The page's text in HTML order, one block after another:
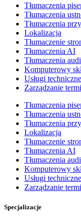
Tłumaczenia
Tłumaczenia
Tłumaczenia
Lokalizacja
Tłumaczenie
Tłumaczenia AI
Tłumaczenia
Komputerowy
Usługi techniczne
Zarządzanie
Tłumaczenia
Tłumaczenia
Tłumaczenia
Lokalizacja
Tłumaczenie
Tłumaczenia AI
Tłumaczenia
Komputerowy
Usługi techniczne
Zarządzanie
Specjalizacje